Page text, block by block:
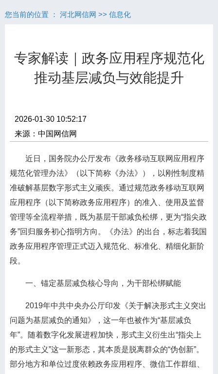
您当前的位置 ： 河北网信网 >> 信息化
专家解读｜政务应用程序规范化
推动基层减负与效能提升
2026-01-30 10:52:17
来源：中国网信网
近日，国务院办公厅发布《政务移动互联网应用程序
规范化管理办法》（以下简称《办法》），以刚性制度精
准破解基层数字形式主义顽疾。通过规范政务移动互联网
应用程序（以下简称政务应用程序）的准入、使用及监督
管理等全流程举措，既为基层干部减负松绑，更为“指尖政
务”回归服务初心指明方向。《办法》的出台，标志着我国
政务应用程序管理正式迈入规范化、标准化、精细化新阶
段。
一、锚定基层减负核心导向，为干部松绑赋能
2019年中共中央办公厅印发《关于解决形式主义突出
问题为基层减负的通知》，这一年也被作为“基层减负
年”。随着数字化发展进程加快，形式主义衍生出“指尖上
的形式主义”这一新形态，其本质是脱离群众的“伪创新”。
部分地方和单位过度依赖政务应用程序、微信工作群组、